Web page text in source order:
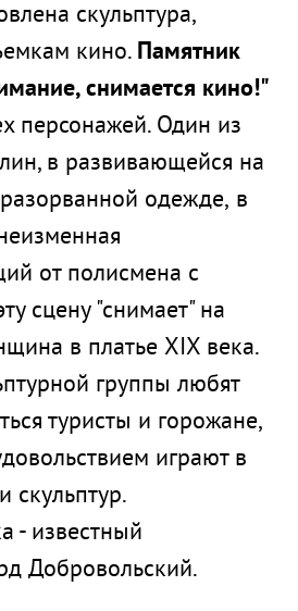
скульптура,
кино. Памятник
снимается кино!"
персонажей. Один из
в развивающейся на
одежде, в
от полисмена с
сцену "снимает" на
в платье XIX века.
группы любят
туристы и горожане,
играют в
скульптур.
- известный
Добровольский.